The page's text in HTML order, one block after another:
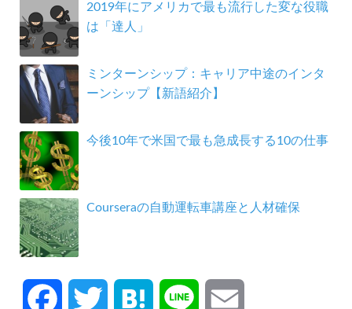
2019年にアメリカで最も流行した変な役職
は「達人」
ミンターンシップ：キャリア中途のインタ
ーンシップ【新語紹介】
今後10年で米国で最も急成長する10の仕事
Courseraの自動運転車講座と人材確保